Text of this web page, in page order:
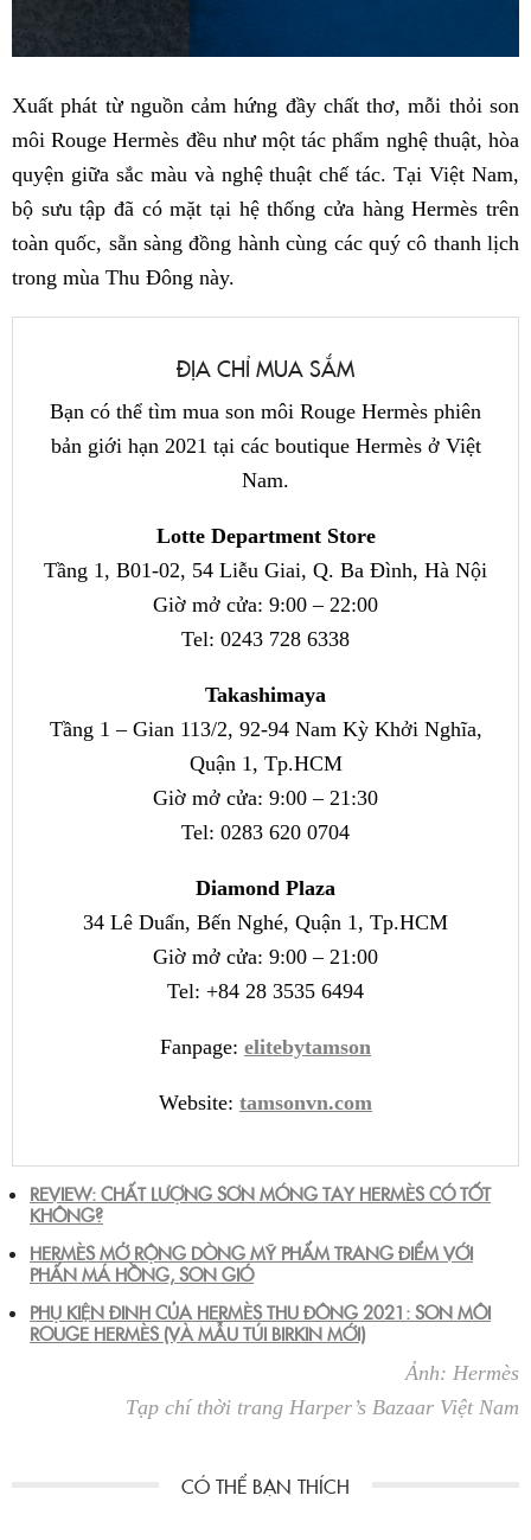
Xuất phát từ nguồn cảm hứng đầy chất thơ, mỗi thỏi son
môi Rouge Hermès đều như một tác phẩm nghệ thuật, hòa
quyện giữa sắc màu và nghệ thuật chế tác. Tại Việt Nam,
bộ sưu tập đã có mặt tại hệ thống cửa hàng Hermès trên
toàn quốc, sẵn sàng đồng hành cùng các quý cô thanh lịch
trong mùa Thu Đông này.
ĐỊA CHỈ MUA SẮM
Bạn có thể tìm mua son môi Rouge Hermès phiên
bản giới hạn 2021 tại các boutique Hermès ở Việt
Nam.
Lotte Department Store
Tầng 1, B01-02, 54 Liễu Giai, Q. Ba Đình, Hà Nội
Giờ mở cửa: 9:00 – 22:00
Tel: 0243 728 6338
Takashimaya
Tầng 1 – Gian 113/2, 92-94 Nam Kỳ Khởi Nghĩa,
Quận 1, Tp.HCM
Giờ mở cửa: 9:00 – 21:30
Tel: 0283 620 0704
Diamond Plaza
34 Lê Duẩn, Bến Nghé, Quận 1, Tp.HCM
Giờ mở cửa: 9:00 – 21:00
Tel: +84 28 3535 6494
Fanpage: elitebytamson
Website: tamsonvn.com
REVIEW: CHẤT LƯỢNG SƠN MÓNG TAY HERMÈS CÓ TỐT
KHÔNG?
HERMÈS MỞ RỘNG DÒNG MỸ PHẨM TRANG ĐIỂM VỚI
PHẤN MÁ HỒNG, SON GIÓ
PHỤ KIỆN ĐINH CỦA HERMÈS THU ĐÔNG 2021: SON MÔI
ROUGE HERMÈS (VÀ MẪU TÚI BIRKIN MỚI)
Ảnh: Hermès
Tạp chí thời trang Harper’s Bazaar Việt Nam